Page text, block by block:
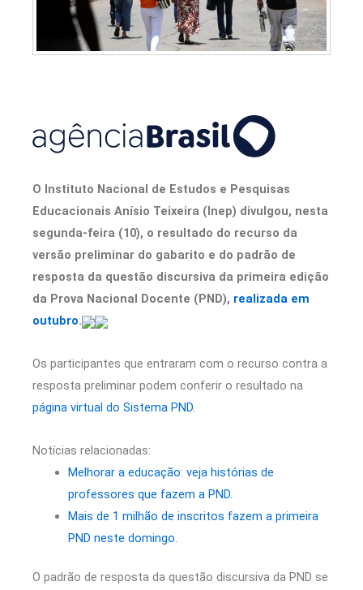
O Instituto Nacional de Estudos e Pesquisas
Educacionais Anísio Teixeira (Inep) divulgou, nesta
segunda-feira (10), o resultado do recurso da
versão preliminar do gabarito e do padrão de
resposta da questão discursiva da primeira edição
da Prova Nacional Docente (PND), realizada em
outubro.
Os participantes que entraram com o recurso contra a
resposta preliminar podem conferir o resultado na
página virtual do Sistema PND.
Notícias relacionadas:
Melhorar a educação: veja histórias de
professores que fazem a PND.
Mais de 1 milhão de inscritos fazem a primeira
PND neste domingo.
O padrão de resposta da questão discursiva da PND se